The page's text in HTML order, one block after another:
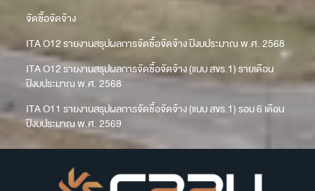
จัดซื้อจัดจ้าง
ITA O12 รายงานสรุปผลการจัดซื้อจัดจ้าง ปีงบประมาณ พ.ศ. 2568
ITA O12 รายงานสรุปผลการจัดซื้อจัดจ้าง (แบบ สขร.1) รายเดือน
ปีงบประมาณ พ.ศ. 2568
ITA O11 รายงานสรุปผลการจัดซื้อจัดจ้าง (แบบ สขร.1) รอบ 6 เดือน
ปีงบประมาณ พ.ศ. 2569